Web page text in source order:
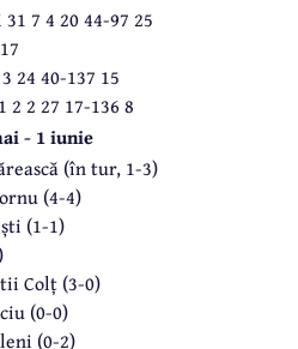
7 4 20 44-97 25
24 40-137 15
2 27 17-136 8
- 1 iunie
(în tur, 1-3)
(4-4)
(1-1)
Colț (3-0)
(0-0)
(0-2)